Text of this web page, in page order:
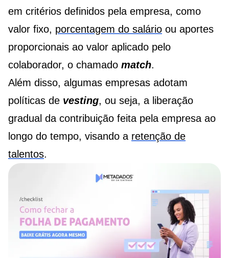
em critérios definidos pela empresa, como
valor fixo, porcentagem do salário ou aportes
proporcionais ao valor aplicado pelo
colaborador, o chamado match.
Além disso, algumas empresas adotam
políticas de vesting, ou seja, a liberação
gradual da contribuição feita pela empresa ao
longo do tempo, visando a retenção de
talentos.